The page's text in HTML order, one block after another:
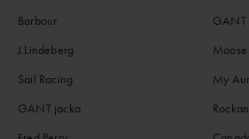
Barbour
J.Lindeberg
Sail Racing
GANT jacka
GANT
My